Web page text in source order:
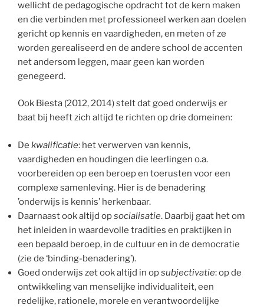
wellicht de pedagogische opdracht tot de kern maken
en die verbinden met professioneel werken aan doelen
gericht op kennis en vaardigheden, en meten of ze
worden gerealiseerd en de andere school de accenten
net andersom leggen, maar geen kan worden
genegeerd.
Ook Biesta (2012, 2014) stelt dat goed onderwijs er
baat bij heeft zich altijd te richten op drie domeinen:
De kwalificatie: het verwerven van kennis,
vaardigheden en houdingen die leerlingen o.a.
voorbereiden op een beroep en toerusten voor een
complexe samenleving. Hier is de benadering
’onderwijs is kennis’ herkenbaar.
Daarnaast ook altijd opsocialisatie. Daarbij gaat het om
het inleiden in waardevolle tradities en praktijken in
een bepaald beroep, in de cultuur en in de democratie
(zie de ‘binding-benadering’).
Goed onderwijs zet ook altijd in opsubjectivatie: op de
ontwikkeling van menselijke individualiteit, een
redelijke, rationele, morele en verantwoordelijke